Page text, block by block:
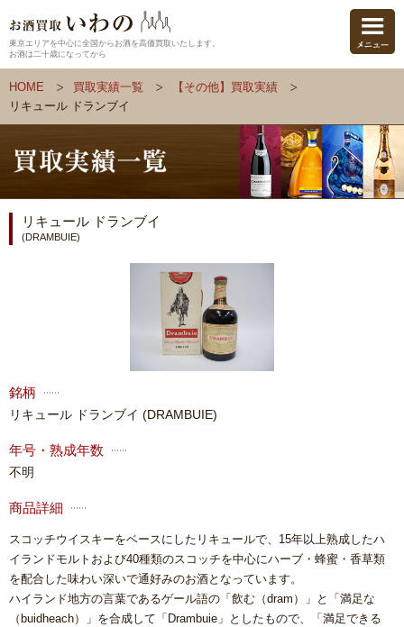
東京エリアを中心に全国からお酒を高価買取いたします。
お酒は二十歳になってから
HOME 買取実績一覧
【その他】買取実績
リキュール ドランブイ
リキュール ドランブイ
(DRAMBUIE)
銘柄
リキュール ドランブイ (DRAMBUIE)
年号・熟成年数
不明
商品詳細
スコッチウイスキーをベースにしたリキュールで、15年以上熟成したハ
イランドモルトおよび40種類のスコッチを中心にハーブ・蜂蜜・香草類
を配合した味わい深いで通好みのお酒となっています。
ハイランド地方の言葉であるゲール語の「飲む（dram）」と「満足な
（buidheach）」を合成して「Drambuie」としたもので、「満足できる